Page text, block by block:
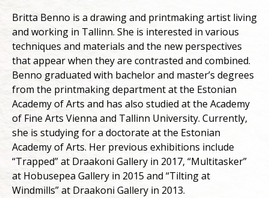
Britta Benno is a drawing and printmaking artist living
and working in Tallinn. She is interested in various
techniques and materials and the new perspectives
that appear when they are contrasted and combined.
Benno graduated with bachelor and master’s degrees
from the printmaking department at the Estonian
Academy of Arts and has also studied at the Academy
of Fine Arts Vienna and Tallinn University. Currently,
she is studying for a doctorate at the Estonian
Academy of Arts. Her previous exhibitions include
“Trapped” at Draakoni Gallery in 2017, “Multitasker”
at Hobusepea Gallery in 2015 and “Tilting at
Windmills” at Draakoni Gallery in 2013.